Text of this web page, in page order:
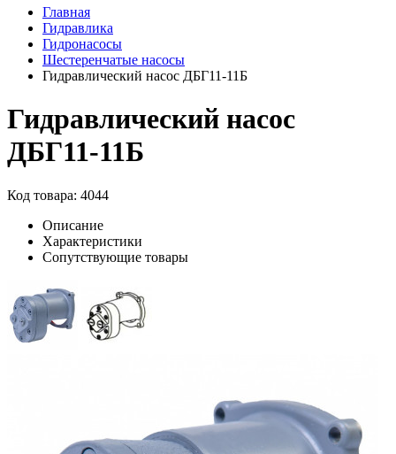
Главная
Гидравлика
Гидронасосы
Шестеренчатые насосы
Гидравлический насос ДБГ11-11Б
Гидравлический насос
ДБГ11-11Б
Код товара: 4044
Описание
Характеристики
Сопутствующие товары